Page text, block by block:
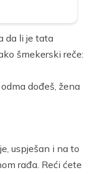
da li je tata
šmekerski reče:
dođeš, žena
uspješan i na to
rađa. Reći ćete